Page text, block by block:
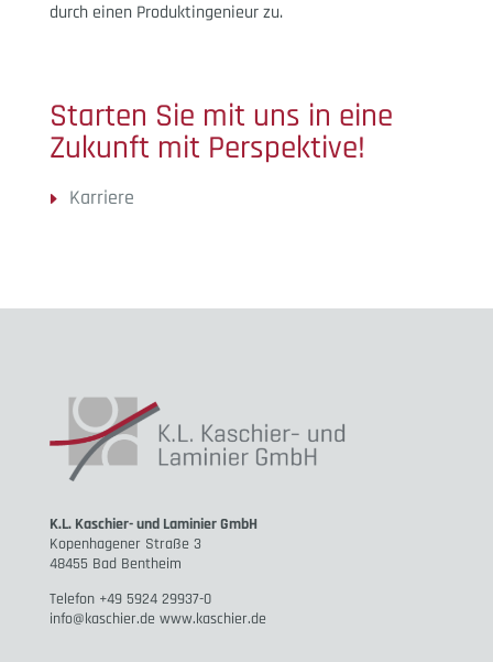
durch einen Produktingenieur zu.
Starten Sie mit uns in eine
Zukunft mit Perspektive!
Karriere
K.L. Kaschier- und Laminier GmbH
Kopenhagener Straße 3
48455 Bad Bentheim
Telefon +49 5924 29937-0
info@kaschier.de www.kaschier.de